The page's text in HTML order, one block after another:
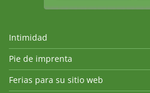
Intimidad
Pie de imprenta
Ferias para su sitio web